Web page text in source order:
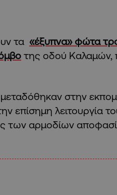
τα «έξυπνα» φώτα
της οδού Καλαμών,
στην
επίσημη λειτουργία
των αρμοδίων